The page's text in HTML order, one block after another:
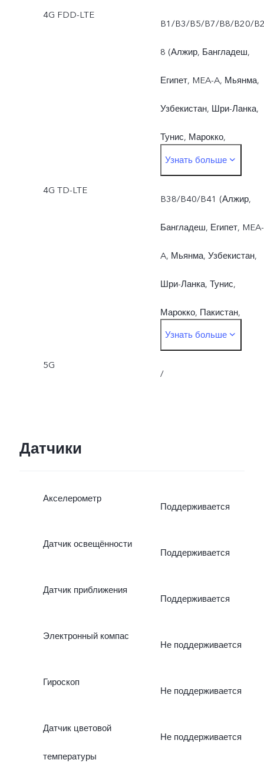
4G FDD-LTE
B1/B3/B5/B7/B8/B20/
8 (Алжир, Бангладеш,
Египет, MEA-A, Мьянма,
Узбекистан, Шри-Ланка,
Тунис, Марокко,
Пакистан, Казахстан,
Узнать больше
4G TD-LTE
B38/B40/B41 (Алжир,
Бангладеш, Египет, MEA-
A, Мьянма, Узбекистан,
Шри-Ланка, Тунис,
Марокко, Пакистан,
Казахстан, PSA)
Узнать больше
5G
/
Датчики
Акселерометр
Поддерживается
Датчик освещённости
Поддерживается
Датчик приближения
Поддерживается
Электронный компас
Не поддерживается
Гироскоп
Не поддерживается
Датчик цветовой
температуры
Не поддерживается